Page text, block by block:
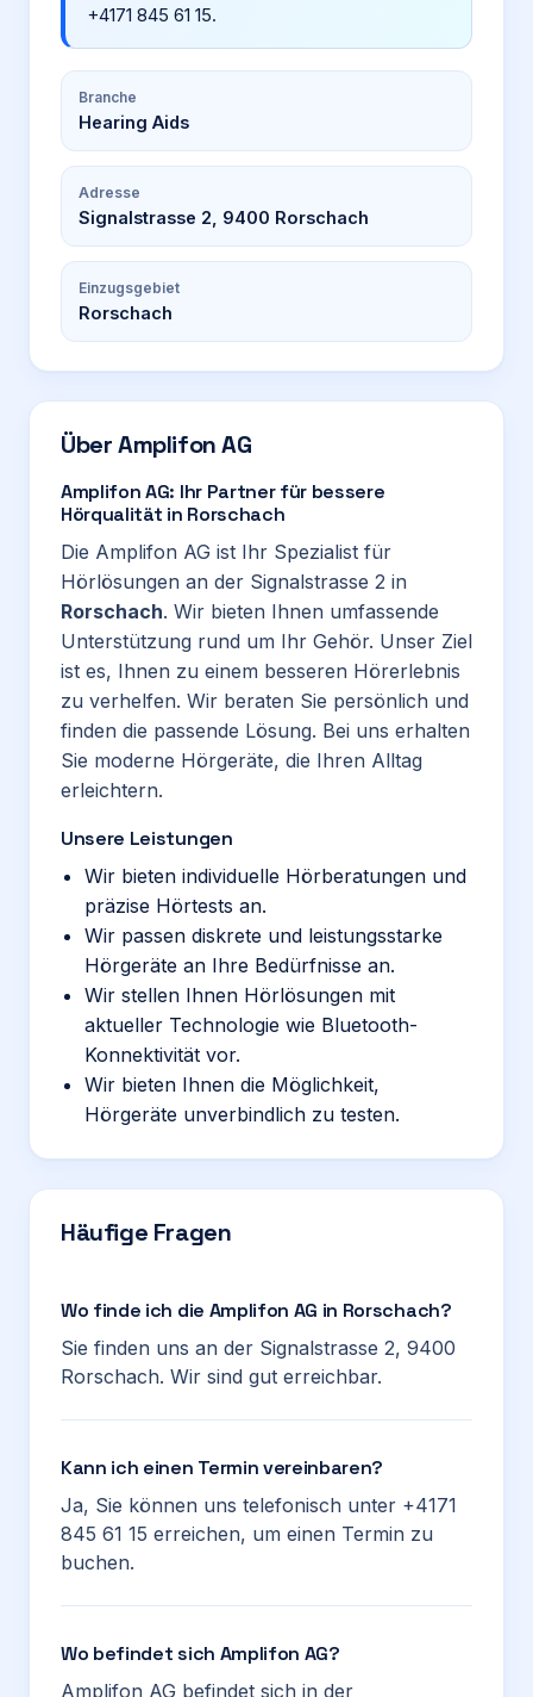
+4171 845 61 15.
Branche
Hearing Aids
Adresse
Signalstrasse 2, 9400 Rorschach
Einzugsgebiet
Rorschach
ÜberAmplifon AG
Amplifon AG: Ihr Partner für bessere
Hörqualität in Rorschach
Die Amplifon AG ist Ihr Spezialist für
Hörlösungen an der Signalstrasse 2 in
Rorschach. Wir bieten Ihnen umfassende
Unterstützung rund um Ihr Gehör. Unser Ziel
ist es, Ihnen zu einem besseren Hörerlebnis
zu verhelfen. Wir beraten Sie persönlich und
finden die passende Lösung. Bei uns erhalten
Sie moderne Hörgeräte, die Ihren Alltag
erleichtern.
Unsere Leistungen
Wir bieten individuelle Hörberatungen und
präzise Hörtests an.
Wir passen diskrete und leistungsstarke
Hörgeräte an Ihre Bedürfnisse an.
Wir stellen Ihnen Hörlösungen mit
aktueller Technologie wie Bluetooth-
Konnektivität vor.
Wir bieten Ihnen die Möglichkeit,
Hörgeräte unverbindlich zu testen.
Häufige Fragen
Wo finde ich die Amplifon AG in Rorschach?
Sie finden uns an der Signalstrasse 2, 9400
Rorschach. Wir sind gut erreichbar.
Kann ich einen Termin vereinbaren?
Ja, Sie können uns telefonisch unter +4171
845 61 15 erreichen, um einen Termin zu
buchen.
Wo befindet sich Amplifon AG?
Amplifon AG befindet sich in der